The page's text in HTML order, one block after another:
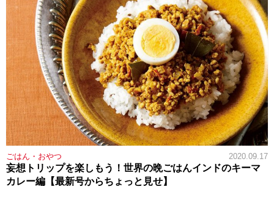
ごはん・おやつ 2020.09.17
妄想トリップを楽しもう！世界の晩ごはんインドのキーマ
カレー編【最新号からちょっと見せ】